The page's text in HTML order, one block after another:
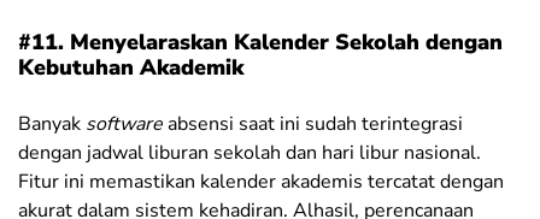
#11. Menyelaraskan Kalender Sekolah dengan
Kebutuhan Akademik
Banyak softwareabsensi saat ini sudah terintegrasi
dengan jadwal liburan sekolah dan hari libur nasional.
Fitur ini memastikan kalender akademis tercatat dengan
akurat dalam sistem kehadiran. Alhasil, perencanaan